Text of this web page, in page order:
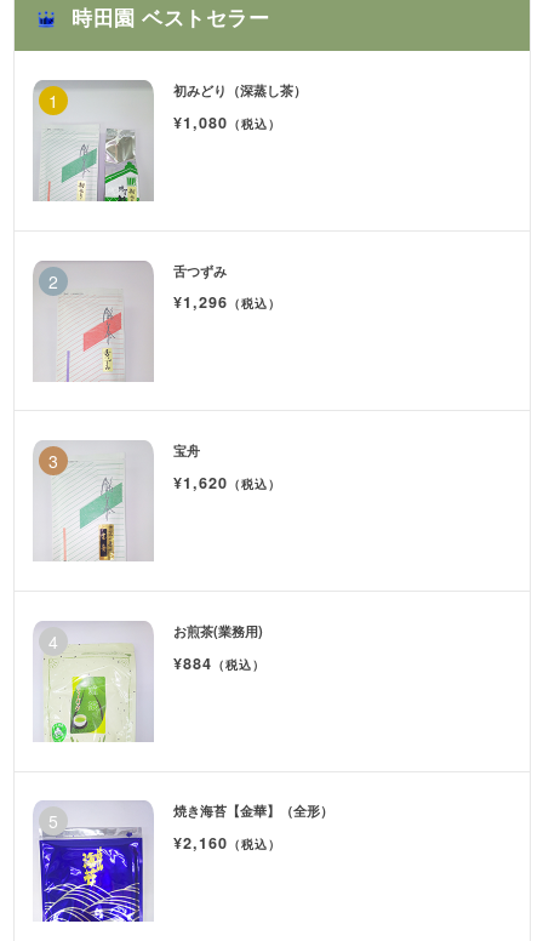
時田園 ベストセラー
初みどり（深蒸し茶）
¥1,080 （税込）
舌つずみ
¥1,296 （税込）
宝舟
¥1,620 （税込）
お煎茶(業務用)
¥884 （税込）
焼き海苔【金華】（全形）
¥2,160 （税込）